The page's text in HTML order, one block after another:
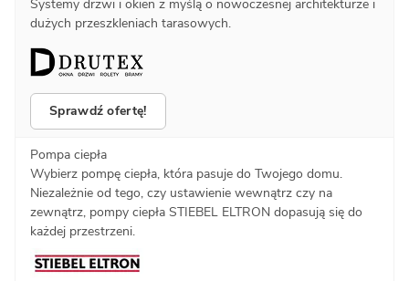
Systemy drzwi i okien z myślą o nowoczesnej architekturze i
dużych przeszkleniach tarasowych.
Sprawdź ofertę!
Pompa ciepła
Wybierz pompę ciepła, która pasuje do Twojego domu.
Niezależnie od tego, czy ustawienie wewnątrz czy na
zewnątrz, pompy ciepła STIEBEL ELTRON dopasują się do
każdej przestrzeni.